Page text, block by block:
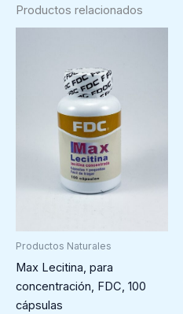
Productos relacionados
Productos Naturales
Max Lecitina, para
concentración, FDC, 100
cápsulas